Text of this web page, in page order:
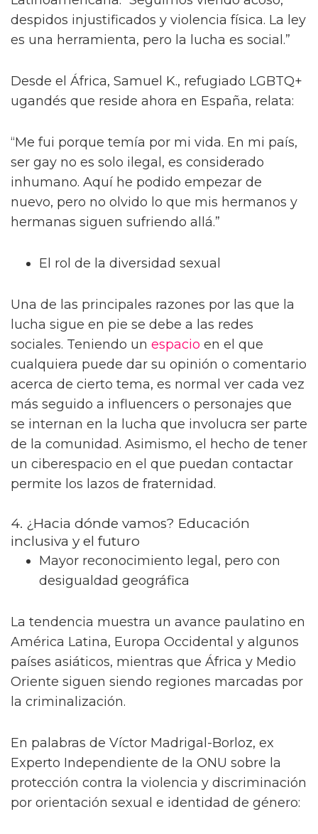
Latinoamericana. “Seguimos viendo acoso,
despidos injustificados y violencia física. La ley
es una herramienta, pero la lucha es social.”
Desde el África, Samuel K., refugiado LGBTQ+
ugandés que reside ahora en España, relata:
“Me fui porque temía por mi vida. En mi país,
ser gay no es solo ilegal, es considerado
inhumano. Aquí he podido empezar de
nuevo, pero no olvido lo que mis hermanos y
hermanas siguen sufriendo allá.”
Una de las principales razones por las que la
lucha sigue en pie se debe a las redes
sociales. Teniendo un
espacio en el que
cualquiera puede dar su opinión o comentario
acerca de cierto tema, es normal ver cada vez
más seguido a influencers o personajes que
se internan en la lucha que involucra ser parte
de la comunidad. Asimismo, el hecho de tener
un ciberespacio en el que puedan contactar
permite los lazos de fraternidad.
4. ¿Hacia dónde vamos? Educación
inclusiva y el futuro
Mayor reconocimiento legal, pero con
desigualdad geográfica
La tendencia muestra un avance paulatino en
América Latina, Europa Occidental y algunos
países asiáticos, mientras que África y Medio
Oriente siguen siendo regiones marcadas por
En palabras de Víctor Madrigal-Borloz, ex
Experto Independiente de la ONU sobre la
protección contra la violencia y discriminación
por orientación sexual e identidad de género: